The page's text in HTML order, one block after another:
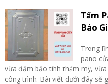
Tấm
Báo
Trong
pano
vừa đảm bảo tính thẩm mỹ,
công trình. Bài viết dưới đây sẽ